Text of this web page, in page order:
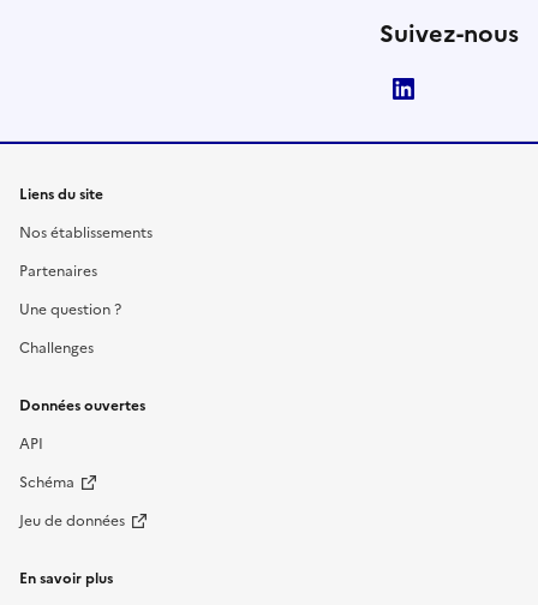
Suivez-nous
Liens du site
Nos établissements
Partenaires
Une question ?
Challenges
Données ouvertes
API
Schéma
Jeu de données
En savoir plus